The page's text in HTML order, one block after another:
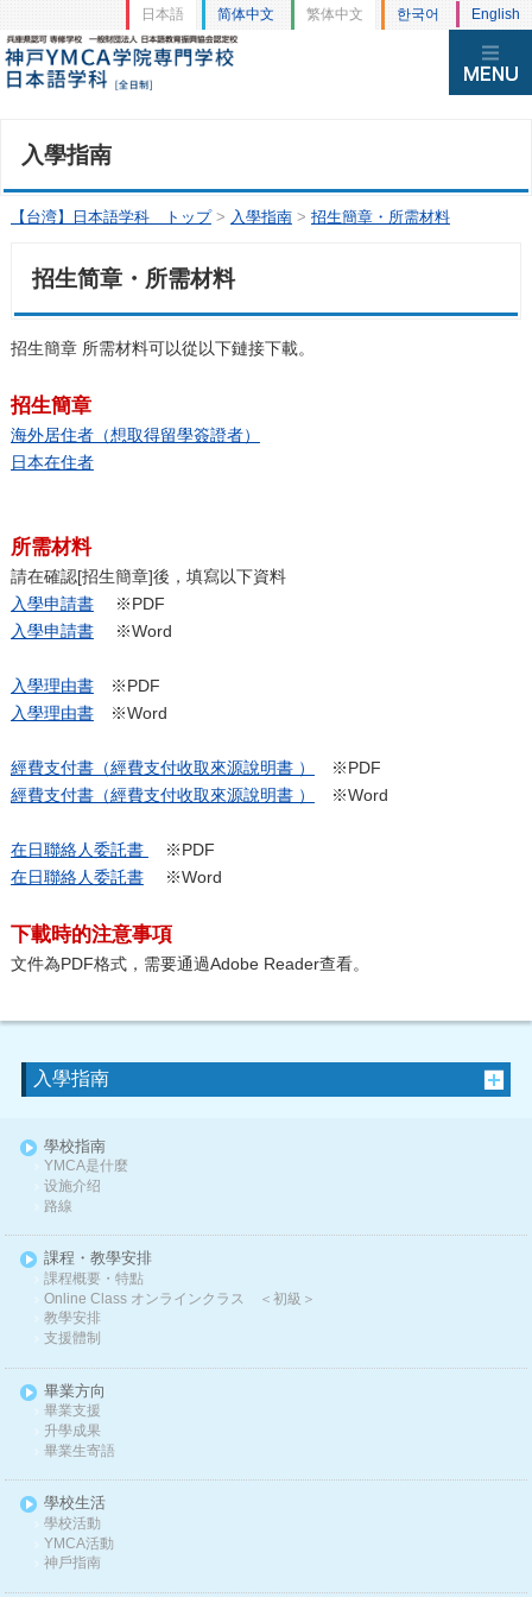
日本語 简体中文 繁体中文 한국어 English
入學指南
【台湾】日本語学科 トップ > 入學指南 > 招生簡章・所需材料
招生简章・所需材料
招生簡章 所需材料可以從以下鏈接下載。
招生簡章
海外居住者（想取得留學簽證者）
日本在住者
所需材料
請在確認[招生簡章]後，填寫以下資料
入學申請書※PDF
入學申請書※Word
入學理由書※PDF
入學理由書※Word
經費支付書（經費支付收取來源說明書 ）
※PDF
經費支付書（經費支付收取來源說明書 ）
※Word
在日聯絡人委託書
※PDF
在日聯絡人委託書※Word
下載時的注意事項
文件為PDF格式，需要通過Adobe Reader查看。
入學指南
學校指南
YMCA是什麼
设施介绍
路線
課程・教學安排
課程概要・特點
Online Class オンラインクラス ＜初級＞
教學安排
支援體制
畢業方向
畢業支援
升學成果
畢業生寄語
學校生活
學校活動
YMCA活動
神戶指南